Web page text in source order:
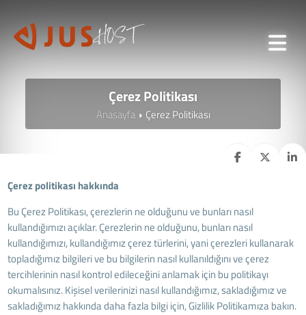
Çerez Politikası
Anasayfa Çerez Politikası
Çerez politikası hakkında
Bu Çerez Politikası, çerezlerin ne olduğunu ve bunları nasıl
kullandığımızı açıklar. Çerezlerin ne olduğunu, bunları nasıl
kullandığımızı, kullandığımız çerez türlerini, yani çerezleri kullanarak
topladığımız bilgileri ve bu bilgilerin nasıl kullanıldığını ve çerez
tercihlerinin nasıl kontrol edileceğini anlamak için bu politikayı
okumalısınız. Kişisel verilerinizi nasıl kullandığımız, sakladığımız ve
sakladığımız hakkında daha fazla bilgi için, Gizlilik Politikamıza bakın.